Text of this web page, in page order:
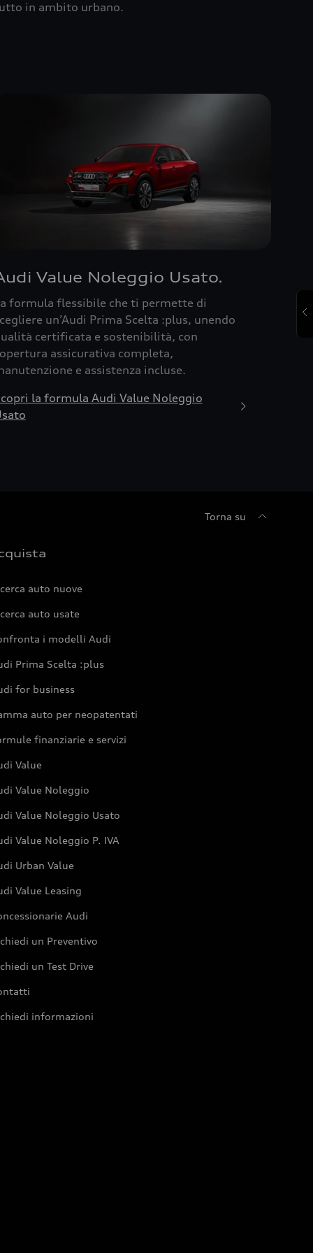
in ambito urbano.
Value Noleggio Usato.
formula flessibile che ti permette di
un’Audi Prima Scelta :plus, unendo
certificata e sostenibilità, con
assicurativa completa,
e assistenza incluse.
la formula Audi Value Noleggio
Torna su
auto nuove
auto usate
i modelli Audi
Prima Scelta :plus
for business
auto per neopatentati
finanziarie e servizi
Value
Value Noleggio
Value Noleggio Usato
Value Noleggio P. IVA
Urban Value
Value Leasing
Audi
un Preventivo
un Test Drive
informazioni